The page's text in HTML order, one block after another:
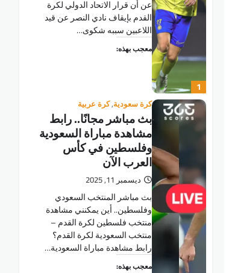
1
عن أن قرار الاتحاد الدولي لكرة
القدم بإيقاف نادي النصر عن قيد
اللاعبين سببه شكوى…
معجب بهذه:
كرة سعودية,كرة عربية
بث مباشر مجانًا.. رابط
مشاهدة مباراة السعودية
وفلسطين في كأس
العرب الآن
ديسمبر 11, 2025
بث مباشر المنتخب السعودي
وفلسطين.. أين يمكنني مشاهدة
‎‎منتخب فلسطين لكرة القدم –
منتخب السعودية لكرة القدم؟
رابط مشاهدة مباراة السعودية…
معجب بهذه: